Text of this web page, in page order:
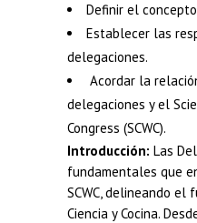
Definir el
Establecer las
delegaciones.
Acordar la
delegaciones y el
Congress (SCWC).
Introducción: Las
fundamentales que
SCWC, delineando el
Ciencia y Cocina.